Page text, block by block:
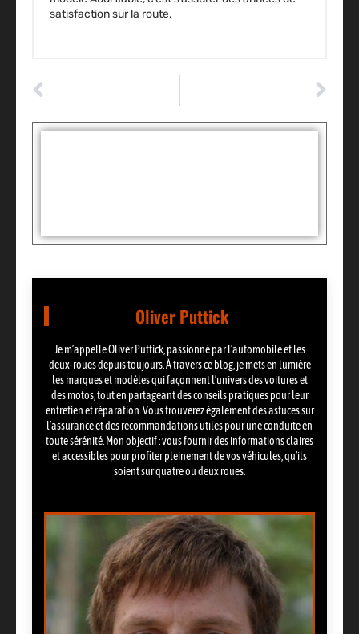
satisfaction sur la route.
Oliver Puttick
Je m’appelle Oliver Puttick, passionné par l’automobile et les
deux-roues depuis toujours. À travers ce blog, je mets en lumière
les marques et modèles qui façonnent l’univers des voitures et
des motos, tout en partageant des conseils pratiques pour leur
entretien et réparation. Vous trouverez également des astuces sur
l’assurance et des recommandations utiles pour une conduite en
toute sérénité. Mon objectif : vous fournir des informations claires
et accessibles pour profiter pleinement de vos véhicules, qu’ils
soient sur quatre ou deux roues.